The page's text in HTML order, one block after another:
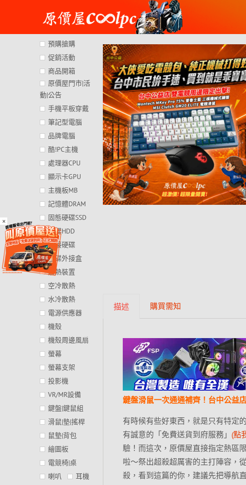
×
content
描述 購買需知
鍵盤滑鼠一次通通補齊！台中公益
有時候有些好東西，就是只有特定
有誠意的「免費送貨到府服務」 (點
驗！而這次，原價屋直接指定熱區
啦～祭出超殺超厲害的主打陣容，
殺，看到這篇的你，建議先把導航
預購搶購
促銷活動
商品開箱
原價屋門市|活
動|公告
手機平板穿戴
筆記型電腦
品牌電腦
酷!PC主機
處理器CPU
顯示卡GPU
主機板MB
記憶體DRAM
固態硬碟SSD
硬碟HDD
外接硬碟
硬碟外接盒
散熱裝置
空冷散熱
水冷散熱
電源供應器
機殼
機殼周邊風扇
螢幕
螢幕支架
投影機
VR/MR設備
鍵盤|鍵鼠組
滑鼠|墊|搖桿
鼠墊|背包
繪圖板
電競椅|桌
喇叭
耳機